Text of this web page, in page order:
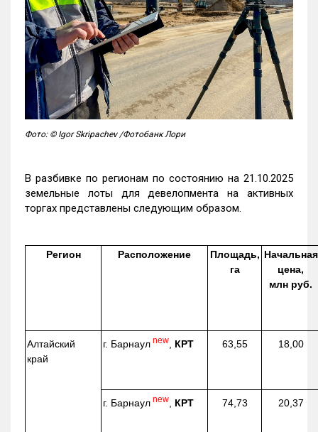
Фото: © Igor Skripachev /Фотобанк Лори
В разбивке по регионам по состоянию на 21.10.2025
земельные лоты для девелопмента на активных
торгах представлены следующим образом.
Регион Расположение
Площадь,
га
Начальная
цена,
млн руб.
Алтайский
край
г. Барнаул new КРТ 63,55 18,00
г. Барнаул new КРТ 74,73 20,37